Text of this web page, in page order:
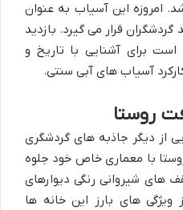
امروزه این آسیاب به عنوان
قرار می گیرد. بازدید
است برای آشنایی با تاریخ و
آسیاب های آبی سنتی.
روستا
از دیگر جاذبه های گردشگری
با معماری خاص خود جلوه
های شیروانی رنگی دیوارهای
های بارز این خانه ها